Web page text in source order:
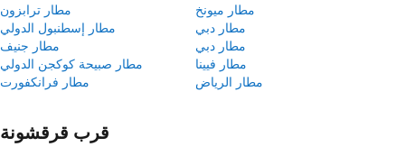
مطار ترابزون
مطار ميونخ
مطار إسطنبول الدولي
مطار دبي
مطار جنيف
مطار دبي
مطار صبيحة كوكجن الدولي
مطار فيينا
مطار فرانكفورت
مطار الرياض
قرب قرقشونة